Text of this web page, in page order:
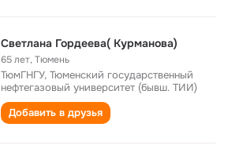
Светлана Гордеева( Курманова)
65 лет,Тюмень
ТюмГНГУ, Тюменский государственный
нефтегазовый университет (бывш. ТИИ)
Добавить в друзья